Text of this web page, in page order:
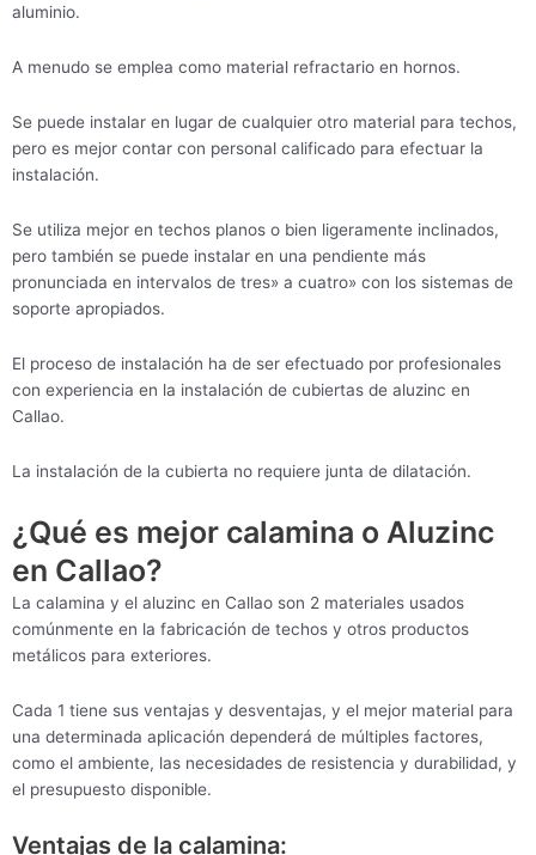
aluminio.
A menudo se emplea como material refractario en hornos.
Se puede instalar en lugar de cualquier otro material para techos,
pero es mejor contar con personal calificado para efectuar la
instalación.
Se utiliza mejor en techos planos o bien ligeramente inclinados,
pero también se puede instalar en una pendiente más
pronunciada en intervalos de tres» a cuatro» con los sistemas de
soporte apropiados.
El proceso de instalación ha de ser efectuado por profesionales
con experiencia en la instalación de cubiertas de aluzinc en
Callao.
La instalación de la cubierta no requiere junta de dilatación.
¿Qué es mejor calamina o Aluzinc
en Callao?
La calamina y el aluzinc en Callao son 2 materiales usados
comúnmente en la fabricación de techos y otros productos
metálicos para exteriores.
Cada 1 tiene sus ventajas y desventajas, y el mejor material para
una determinada aplicación dependerá de múltiples factores,
como el ambiente, las necesidades de resistencia y durabilidad, y
el presupuesto disponible.
Ventajas de la calamina: